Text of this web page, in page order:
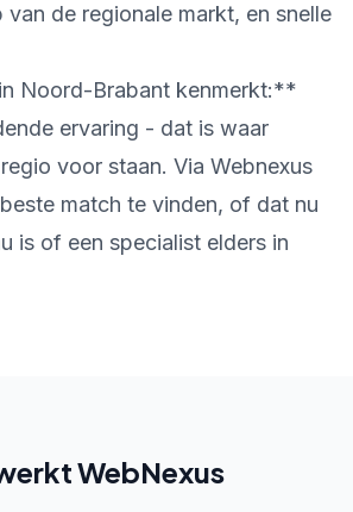
van de regionale markt, en snelle
Noord-Brabant kenmerkt:**
ervaring - dat is waar
voor staan. Via Webnexus
match te vinden, of dat nu
is of een specialist elders in
WebNexus